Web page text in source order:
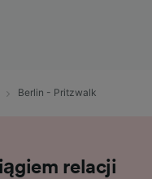
Berlin - Pritzwalk
relacji